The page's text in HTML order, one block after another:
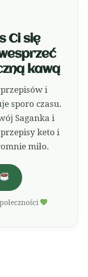
Ci się
kawą
i
sporo czasu.
Saganka i
keto i
miło.